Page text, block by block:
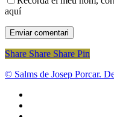
aquí
Share
Share Share Share Pin
© Salms de Josep Porcar.